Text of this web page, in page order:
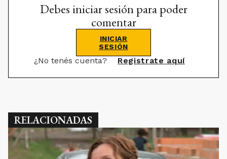
Debes iniciar sesión para poder
comentar
INICIAR
SESIÓN
¿No tenés cuenta? Registrate aquí
RELACIONADAS